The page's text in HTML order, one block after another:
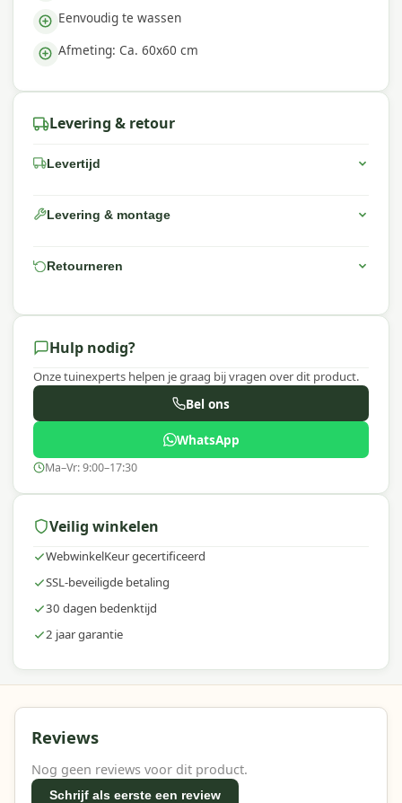
Eenvoudig te wassen
Afmeting: Ca. 60x60 cm
Levering & retour
Levertijd
Levering & montage
Retourneren
Hulp nodig?
Onze tuinexperts helpen je graag bij vragen over dit product.
Bel ons
WhatsApp
Ma–Vr: 9:00–17:30
Veilig winkelen
WebwinkelKeur gecertificeerd
SSL-beveiligde betaling
30 dagen bedenktijd
2 jaar garantie
Reviews
Nog geen reviews voor dit product.
Schrijf als eerste een review